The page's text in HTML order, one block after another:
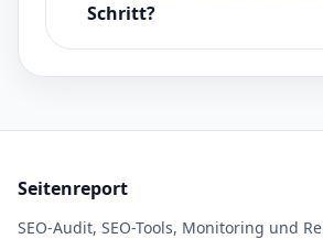
Schritt?
Seitenreport
SEO-Audit, SEO-Tools, Monitoring und